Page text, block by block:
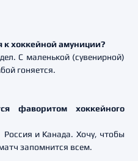
к хоккейной амуниции?
С маленькой (сувенирной)
гоняется.
фаворитом хоккейного
и Канада. Хочу, чтобы
запомнится всем.